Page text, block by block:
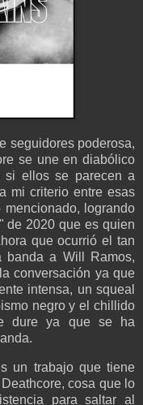
seguidores poderosa,
se une en diabólico
si ellos se parecen a
mi criterio entre esas
logrando
de 2020 que es quien
que ocurrió el tan
banda a Will Ramos,
conversación ya que
intensa, un squeal
negro y el chillido
dure ya que se ha
un trabajo que tiene
cosa que lo
para saltar al